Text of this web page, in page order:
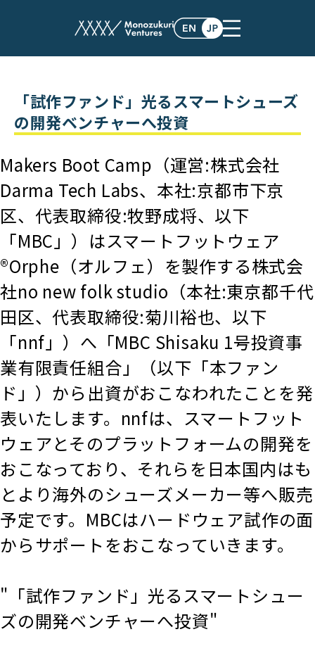
post
「試作ファンド」光るスマートシューズ
の開発ベンチャーへ投資
Makers Boot Camp（運営:株式会社
Darma Tech Labs、本社:京都市下京
区、代表取締役:牧野成将、以下
「MBC」）はスマートフットウェア
®Orphe（オルフェ）を製作する株式会
社no new folk studio（本社:東京都千代
田区、代表取締役:菊川裕也、以下
「nnf」）へ「MBC Shisaku 1号投資事
業有限責任組合」（以下「本ファン
ド」）から出資がおこなわれたことを発
表いたします。nnfは、スマートフット
ウェアとそのプラットフォームの開発を
おこなっており、それらを日本国内はも
とより海外のシューズメーカー等へ販売
予定です。MBCはハードウェア試作の面
からサポートをおこなっていきます。
"「試作ファンド」光るスマートシュー
ズの開発ベンチャーへ投資"